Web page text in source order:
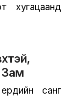
хугацаанд
санг